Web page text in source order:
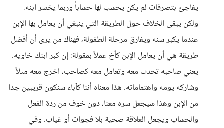
يفاجئ بتصرفات لم يكن يحسب لها حساباً وربما يخسر ابنه.
ولكن يبقى الخلاف حول الطريقة التي ينبغي أن يعامل بها الإبن
عندما يكبر سنه ويفارق مرحلة الطفولة، فهناك من يرى أن أفضل
طريقة هي أن يعامل الإبن كأخ عملاً بمقولة: إن كبر ابنك خاويه.
يعني صاحبه تحدث معه وتعامل معه كصاحب، اخرج معه مثلاً
وشاركه يومه واهتماماته. هذا معناه أننا كآباء سنكون قريبين جدا
من الإبن وهذا سيجعل سره معنا، دون خوف من ردة الفعل
والحساب ويجعل العلاقة صحية بلا فجوات أو غياب. وفي